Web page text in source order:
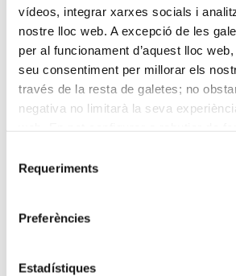
vídeos, integrar xarxes socials i
nostre lloc web. A excepció de les
per al funcionament d’aquest lloc
seu consentiment per millorar els
través de la resta de galetes; no
negativa no limitarà la seva
consultar la nostra
Requeriments
Preferències
Estadístiques